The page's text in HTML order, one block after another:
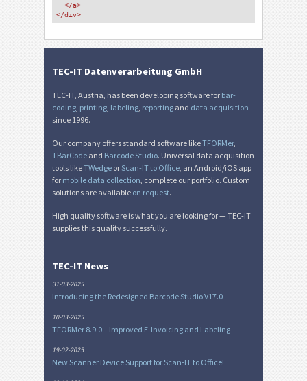
</a>
</div>
TEC-IT Datenverarbeitung GmbH
TEC-IT, Austria, has been developing software for bar-
coding printing labeling reporting and data acquisition
since 1996.
Our company offers standard software likeTFORMer,
TBarCode and Barcode Studio. Universal data acquisition
tools likeTWedge or Scan-IT to Office , an Android/iOS app
for mobile data collection , complete our portfolio. Custom
solutions are available on request.
High quality software is what you are looking for — TEC-IT
supplies this quality successfully.
TEC-IT News
31-03-2025
Introducing the Redesigned Barcode Studio V17.0
10-03-2025
TFORMer 8.9.0 – Improved E-Invoicing and Labeling
19-02-2025
New Scanner Device Support for Scan-IT to Office!